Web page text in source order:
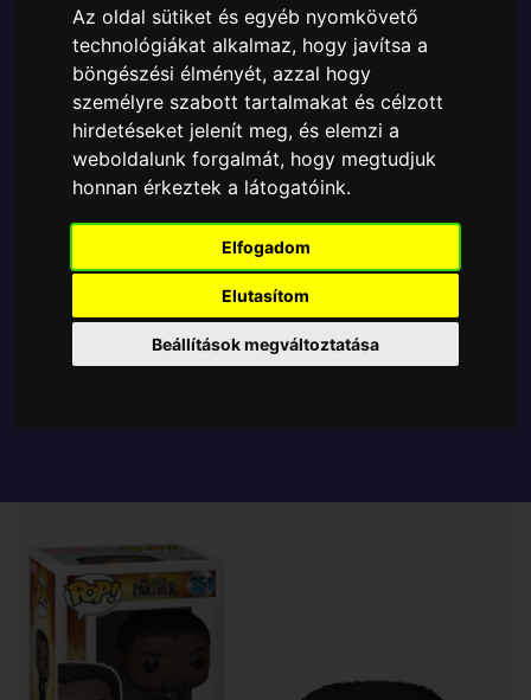
Az oldal sütiket és egyéb nyomkövető
technológiákat alkalmaz, hogy javítsa a
böngészési élményét, azzal hogy
személyre szabott tartalmakat és célzott
hirdetéseket jelenít meg, és elemzi a
weboldalunk forgalmát, hogy megtudjuk
honnan érkeztek a látogatóink.
Elfogadom
Elutasítom
Beállítások megváltoztatása
A Funko POP - Marvel egyik népszerű terméke a
Funko POP - Marvel - Black Panther Black Panther
Robe (Fekete) figura, amely ablakos csomagolásban
azaz - POP In a Box - várja új gazdáját.
A termék sajnos nem elérhető, nézd meg
Tetszik? Osszd meg másokkal!